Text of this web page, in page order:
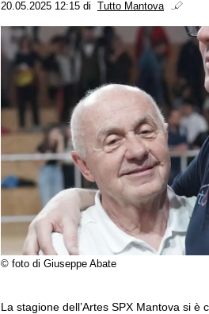
20.05.2025 12:15 di Tutto Mantova
© foto di Giuseppe Abate
La stagione dell’Artes SPX Mantova si